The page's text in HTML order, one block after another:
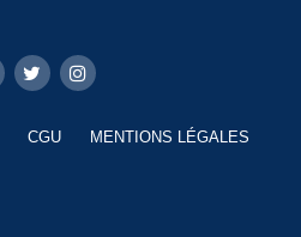
CGU MENTIONS LÉGALES